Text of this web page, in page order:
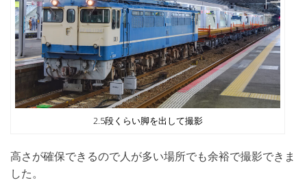
2.5段くらい脚を出して撮影
高さが確保できるので人が多い場所でも余裕で撮影できま
した。